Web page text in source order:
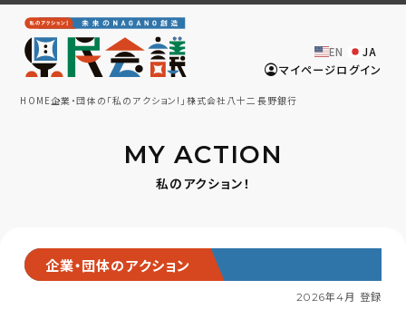
マイページログイン
EN JA
HOME企業・団体の「私のアクション!」 株式会社八十二長野銀行
MY ACTION
私のアクション！
企業・団体のアクション
2026年4月 登録